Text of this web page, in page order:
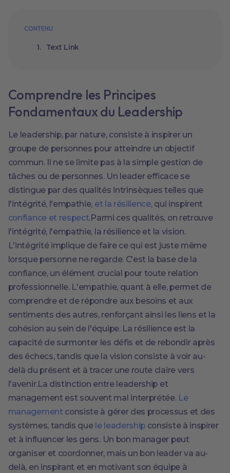
CONTENU
Text Link
Comprendre les Principes
Fondamentaux du Leadership
Le leadership, par nature, consiste à inspirer un
groupe de personnes pour atteindre un objectif
commun. Il ne se limite pas à la simple gestion de
tâches ou de personnes. Un leader efficace se
distingue par des qualités intrinsèques telles que
l'intégrité, l'empathie, et la résilience, qui inspirent
confiance et respect.Parmi ces qualités, on retrouve
l'intégrité, l'empathie, la résilience et la vision.
L'intégrité implique de faire ce qui est juste même
lorsque personne ne regarde. C'est la base de la
confiance, un élément crucial pour toute relation
professionnelle. L'empathie, quant à elle, permet de
comprendre et de répondre aux besoins et aux
sentiments des autres, renforçant ainsi les liens et la
cohésion au sein de l'équipe. La résilience est la
capacité de surmonter les défis et de rebondir après
des échecs, tandis que la vision consiste à voir au-
delà du présent et à tracer une route claire vers
l'avenir.La distinction entre leadership et
management est souvent mal interprétée. Le
management consiste à gérer des processus et des
systèmes, tandis que le leadership consiste à inspirer
et à influencer les gens. Un bon manager peut
organiser et coordonner, mais un bon leader va au-
delà, en inspirant et en motivant son équipe à